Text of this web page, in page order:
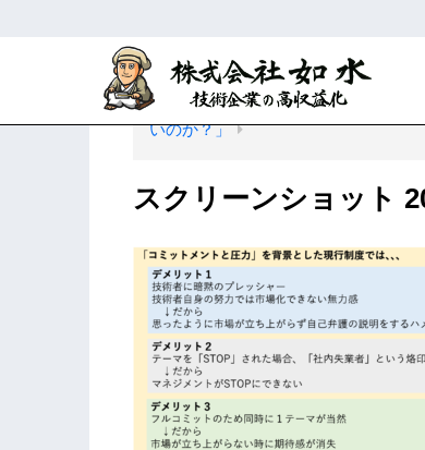
ホーム 研究開発マネジメント
いのか？」
スクリーンショット